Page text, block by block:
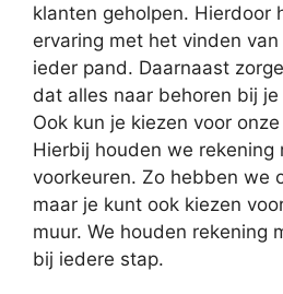
klanten geholpen. Hierdoor
ervaring met het vinden
ieder pand. Daarnaast
dat alles naar behoren bij
Ook kun je kiezen voor
Hierbij houden we rekening
voorkeuren. Zo hebben we
maar je kunt ook kiezen
muur. We houden rekening
bij iedere stap.